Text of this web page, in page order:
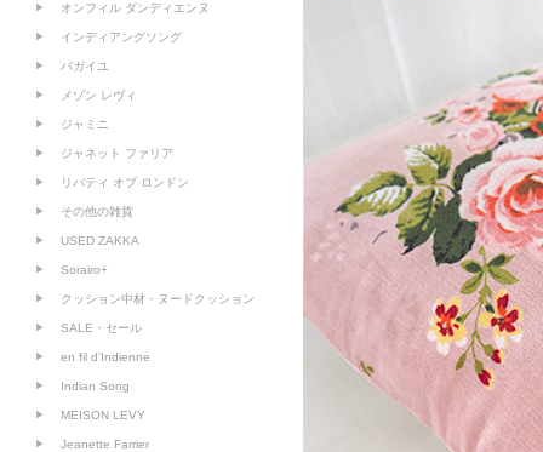
オンフィル ダンディエンヌ
インディアングソング
バガイユ
メゾン レヴィ
ジャミニ
ジャネット ファリア
リバティ オブ ロンドン
その他の雑貨
USED ZAKKA
Sorairo+
クッション中材・ヌードクッション
SALE・セール
en fil d'Indienne
Indian Song
MEISON LEVY
Jeanette Farrier